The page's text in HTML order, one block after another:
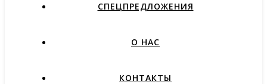
СПЕЦПРЕДЛОЖЕНИЯ
О НАС
КОНТАКТЫ